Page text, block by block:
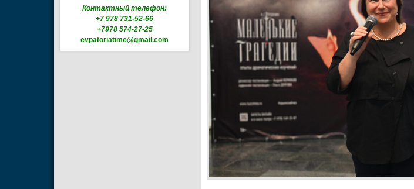
Контактный телефон:
+7 978 731-52-66
+7978 574-27-25
evpatoriatime@gmail.com